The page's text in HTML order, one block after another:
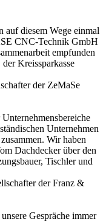
auf diesem Wege einmal
CNC-Technik GmbH
empfunden
Kreissparkasse
der ZeMaSe
Unternehmen
Wir haben
Dachdecker über den
Tischler und
der Franz &
Gespräche immer